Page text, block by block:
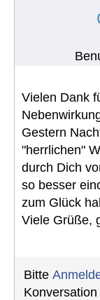
Vielen Dank
Gestern
"herrlichen"
durch Dich
so besser
zum Glück
Viele Grüße,
Bitte